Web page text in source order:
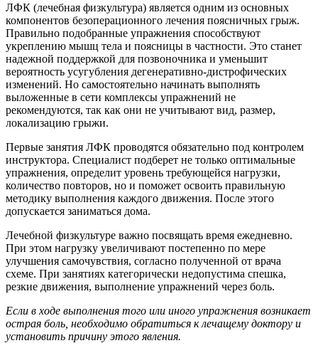
ЛФК (лечебная физкультура) является одним из основных
компонентов безоперационного лечения поясничных грыж.
Правильно подобранные упражнения способствуют
укреплению мышц тела и поясницы в частности. Это станет
надежной поддержкой для позвоночника и уменьшит
вероятность усугубления дегенеративно-дистрофических
изменений. Но самостоятельно начинать выполнять
выложенные в сети комплексы упражнений не
рекомендуются, так как они не учитывают вид, размер,
локализацию грыжи.
Первые занятия ЛФК проводятся обязательно под контролем
инструктора. Специалист подберет не только оптимальные
упражнения, определит уровень требующейся нагрузки,
количество повторов, но и поможет освоить правильную
методику выполнения каждого движения. После этого
допускается заниматься дома.
Лечебной физкультуре важно посвящать время ежедневно.
При этом нагрузку увеличивают постепенно по мере
улучшения самочувствия, согласно полученной от врача
схеме. При занятиях категорически недопустима спешка,
резкие движения, выполнение упражнений через боль.
Если в ходе выполнения того или иного упражнения возникает
острая боль, необходимо обратиться к лечащему доктору и
установить причину этого явления.